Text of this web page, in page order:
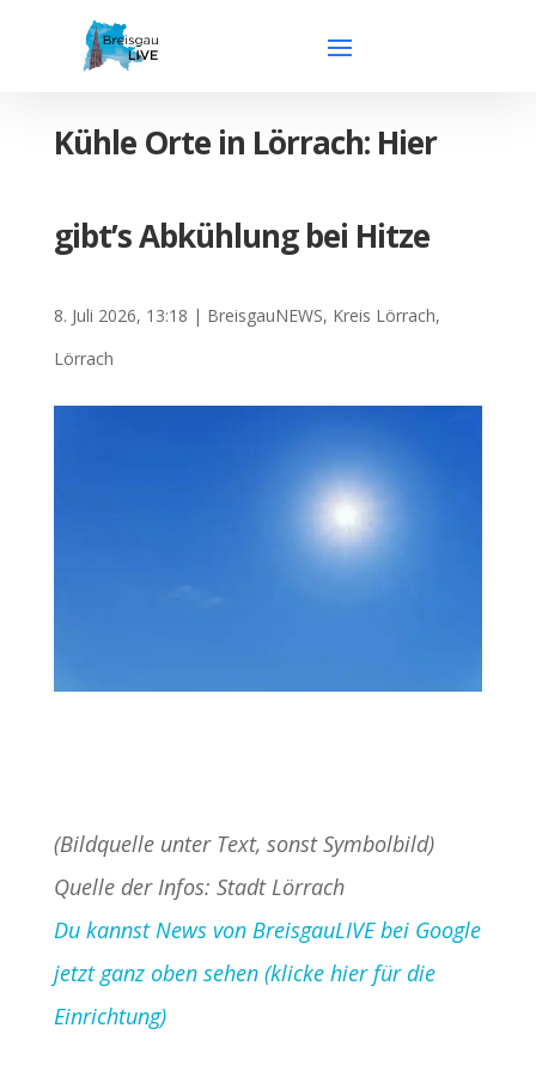
Kühle Orte in Lörrach: Hier
gibt’s Abkühlung bei Hitze
8. Juli 2026, 13:18 | BreisgauNEWS, Kreis Lörrach,
Lörrach
(Bildquelle unter Text, sonst Symbolbild)
Quelle der Infos: Stadt Lörrach
Du kannst News von BreisgauLIVE bei Google
jetzt ganz oben sehen (klicke hier für die
Einrichtung)